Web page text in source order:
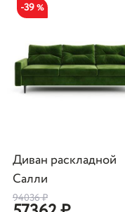
-39%
Диван раскладной
Салли
94036₽